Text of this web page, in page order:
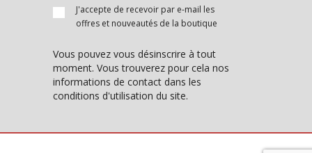
J'accepte de recevoir par e-mail les
offres et nouveautés de la boutique
Vous pouvez vous désinscrire à tout
moment. Vous trouverez pour cela nos
informations de contact dans les
conditions d'utilisation du site.